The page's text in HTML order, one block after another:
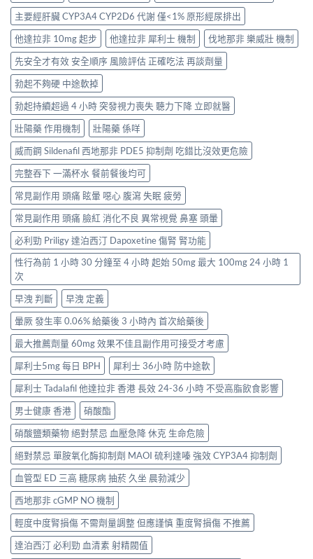
主要經肝臟 CYP3A4 CYP2D6 代謝 僅<1% 原形經尿排出
他達拉非 10mg 起步
他達拉非 犀利士 機制
伐地那非 樂威壯 機制
先安全才有效 安全順序 風險評估 正確吃法 再談劑量
勃起不夠硬 中途軟掉
勃起持續超過 4 小時 突發視力喪失 聽力下降 立即就醫
壯陽藥 作用機制
壯陽藥 係咩
威而鋼 Sildenafil 西地那非 PDE5 抑制劑 吃錯比沒效更危險
完整吞下 一滿杯水 餐前餐後均可
常見副作用 頭痛 眩暈 噁心 腹瀉 失眠 疲勞
常見副作用 頭痛 臉紅 消化不良 異常視覺 鼻塞 頭暈
必利勁 Priligy 達泊西汀 Dapoxetine 傷腎 腎功能
性行為前 1 小時 30 分鐘至 4 小時 起始 50mg 最大 100mg 24 小時 1
次
早洩 判斷
早洩 定義
暈厥 發生率 0.06% 給藥後 3 小時內 首次給藥後
最大推薦劑量 60mg 效果不佳且副作用可接受才考慮
犀利士5mg 每日 BPH
犀利士 36小時 防中途軟
犀利士 Tadalafil 他達拉非 香港 長效 24-36 小時 不受高脂飲食影響
男士健康 香港
硝酸酯
硝酸鹽類藥物 絕對禁忌 血壓急降 休克 生命危險
絕對禁忌 單胺氧化酶抑制劑 MAOI 硫利達嗪 強效 CYP3A4 抑制劑
血管型 ED 三高 糖尿病 抽菸 久坐 晨勃減少
西地那非 cGMP NO 機制
輕度中度腎損傷 不需劑量調整 但應謹慎 重度腎損傷 不推薦
達泊西汀 必利勁 血清素 射精閥值